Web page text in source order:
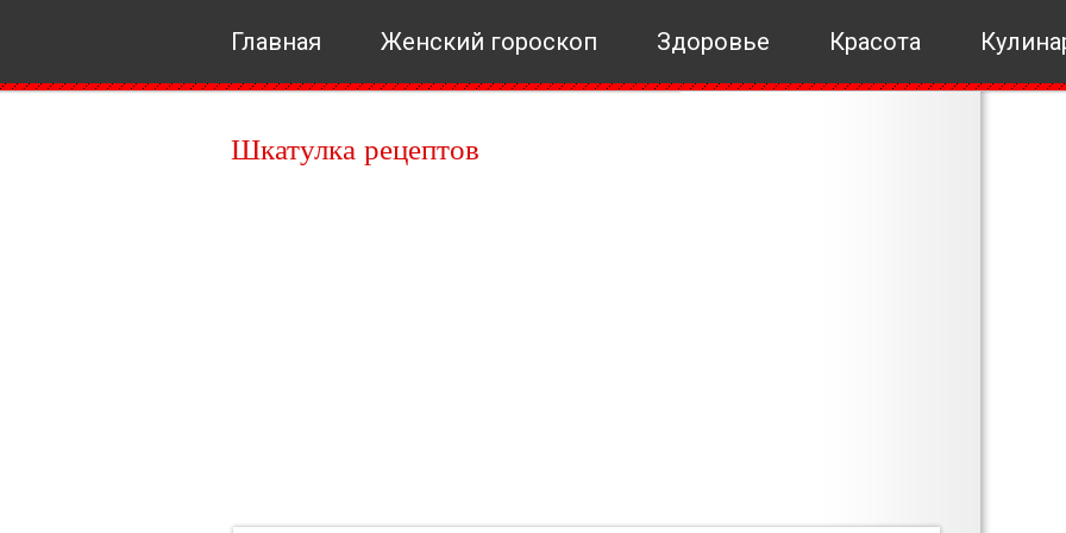
Главная Женский гороскоп Здоровье Красота
Шкатулка рецептов